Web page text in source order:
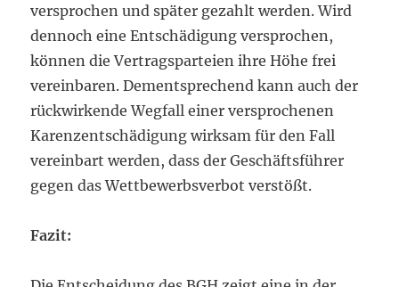
versprochen und später gezahlt werden. Wird
dennoch eine Entschädigung versprochen,
können die Vertragsparteien ihre Höhe frei
vereinbaren. Dementsprechend kann auch der
rückwirkende Wegfall einer versprochenen
Karenzentschädigung wirksam für den Fall
vereinbart werden, dass der Geschäftsführer
gegen das Wettbewerbsverbot verstößt.
Fazit: